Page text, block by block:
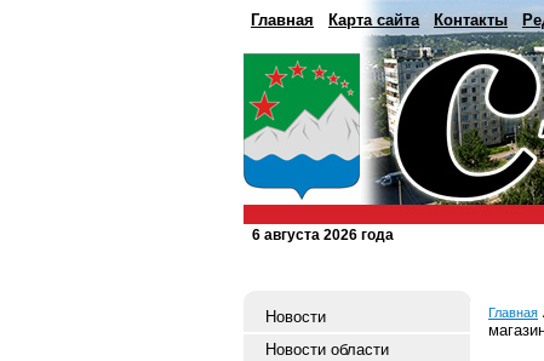
Главная Карта сайта Контакты
6 августа 2026 года
Новости
Новости области
Главная